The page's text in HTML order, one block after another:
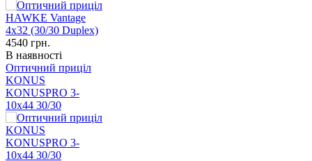
4540 грн.
В наявності
Оптичний приціл
KONUS
KONUSPRO 3-
10x44 30/30